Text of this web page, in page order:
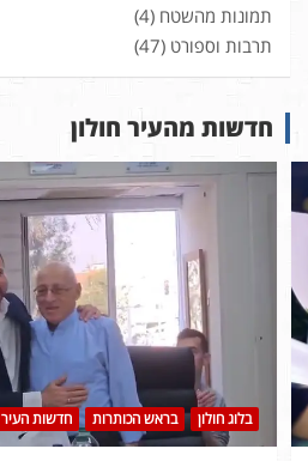
תמונות מהשטח (4)
תרבות וספורט (47)
חדשות מהעיר חולון
בלוג חולון בראש הכותרות חדשות העיר